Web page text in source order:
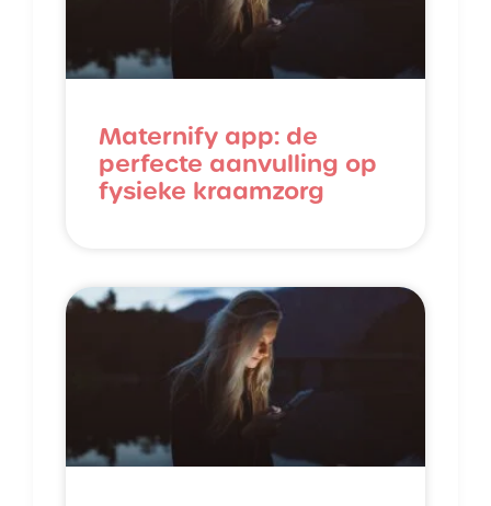
Maternify app: de
perfecte aanvulling op
fysieke kraamzorg